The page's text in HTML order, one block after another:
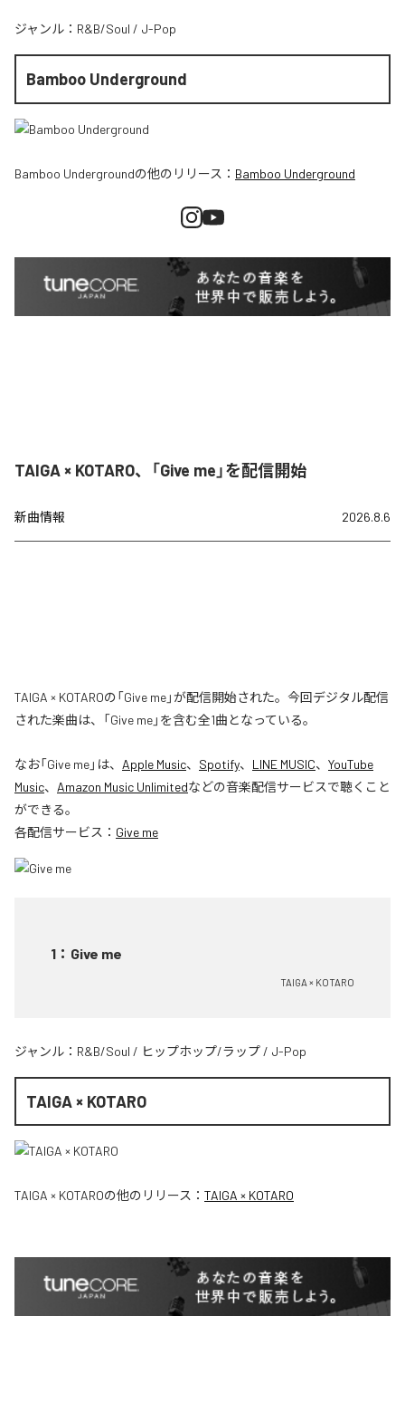
ジャンル： R&B/Soul / J-Pop
Bamboo Underground
Bamboo Undergroundの他のリリース： Bamboo Underground
TAIGA × KOTARO、「Give me」を配信開始
新曲情報 2026.8.6
TAIGA × KOTAROの「Give me」が配信開始された。今回デジタル配信
された楽曲は、「Give me」を含む全1曲となっている。
なお「Give me」は、 Apple Music、 Spotify、 LINE MUSIC、 YouTube
Music、 Amazon Music Unlimitedなどの音楽配信サービスで聴くこと
ができる。
各配信サービス： Give me
1 ： Give me
TAIGA × KOTARO
ジャンル： R&B/Soul / ヒップホップ/ラップ / J-Pop
TAIGA × KOTARO
TAIGA × KOTAROの他のリリース： TAIGA × KOTARO